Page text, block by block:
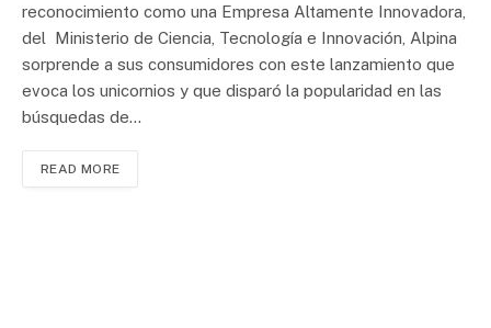
reconocimiento como una Empresa Altamente Innovadora,
del Ministerio de Ciencia, Tecnología e Innovación, Alpina
sorprende a sus consumidores con este lanzamiento que
evoca los unicornios y que disparó la popularidad en las
búsquedas de…
READ MORE